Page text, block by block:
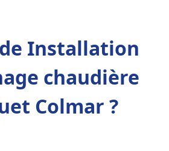
Installation
chaudière
Colmar ?